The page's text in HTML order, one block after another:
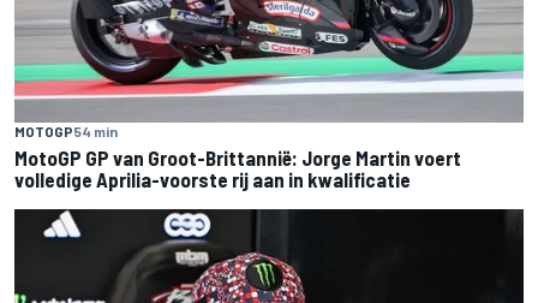
MOTOGP54 min
MotoGP GP van Groot-Brittannië: Jorge Martin voert
volledige Aprilia-voorste rij aan in kwalificatie